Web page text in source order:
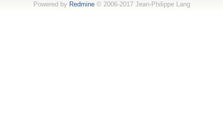
Powered by Redmine© 2006-2017 Jean-Philippe Lang